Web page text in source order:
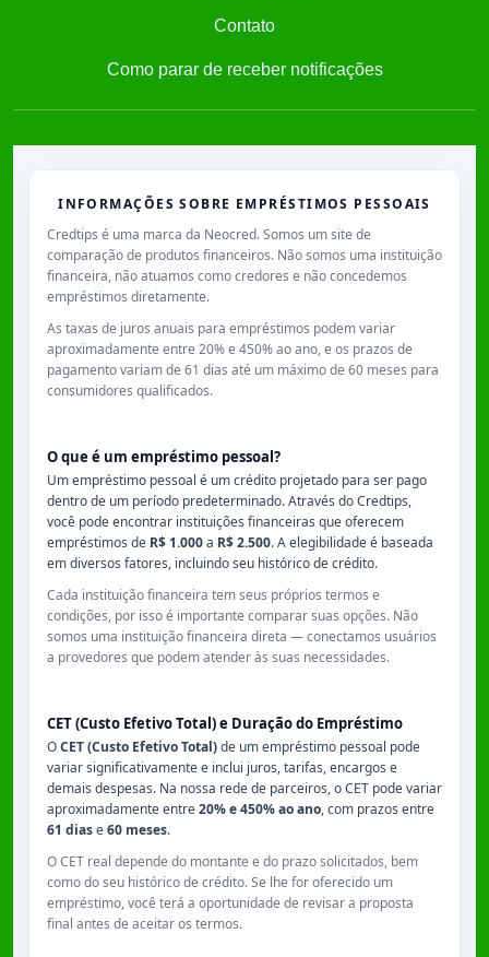
Contato
Como parar de receber notificações
INFORMAÇÕES SOBRE EMPRÉSTIMOS PESSOAIS
Credtips é uma marca da Neocred. Somos um site de
comparação de produtos financeiros. Não somos uma instituição
financeira, não atuamos como credores e não concedemos
empréstimos diretamente.
As taxas de juros anuais para empréstimos podem variar
aproximadamente entre 20% e 450% ao ano, e os prazos de
pagamento variam de 61 dias até um máximo de 60 meses para
consumidores qualificados.
O que é um empréstimo pessoal?
Um empréstimo pessoal é um crédito projetado para ser pago
dentro de um período predeterminado. Através do Credtips,
você pode encontrar instituições financeiras que oferecem
empréstimos de R$ 1.000a R$ 2.500. A elegibilidade é baseada
em diversos fatores, incluindo seu histórico de crédito.
Cada instituição financeira tem seus próprios termos e
condições, por isso é importante comparar suas opções. Não
somos uma instituição financeira direta — conectamos usuários
a provedores que podem atender às suas necessidades.
CET (Custo Efetivo Total) e Duração do Empréstimo
OCET (Custo Efetivo Total)de um empréstimo pessoal pode
variar significativamente e inclui juros, tarifas, encargos e
demais despesas. Na nossa rede de parceiros, o CET pode variar
aproximadamente entre20% e 450% ao ano, com prazos entre
61 diase60 meses.
O CET real depende do montante e do prazo solicitados, bem
como do seu histórico de crédito. Se lhe for oferecido um
empréstimo, você terá a oportunidade de revisar a proposta
final antes de aceitar os termos.